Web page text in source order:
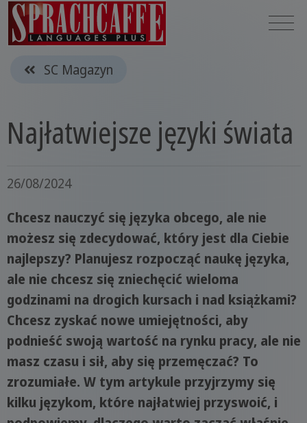
SC Magazyn
Najłatwiejsze języki świata
26/08/2024
Chcesz nauczyć się języka obcego, ale nie
możesz się zdecydować, który jest dla Ciebie
najlepszy? Planujesz rozpocząć naukę języka,
ale nie chcesz się zniechęcić wieloma
godzinami na drogich kursach i nad książkami?
Chcesz zyskać nowe umiejętności, aby
podnieść swoją wartość na rynku pracy, ale nie
masz czasu i sił, aby się przemęczać? To
zrozumiałe. W tym artykule przyjrzymy się
kilku językom, które najłatwiej przyswoić, i